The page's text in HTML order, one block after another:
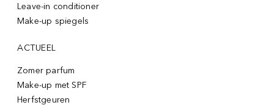
Leave-in conditioner
Make-up spiegels
ACTUEEL
Zomer parfum
Make-up met SPF
Herfstgeuren